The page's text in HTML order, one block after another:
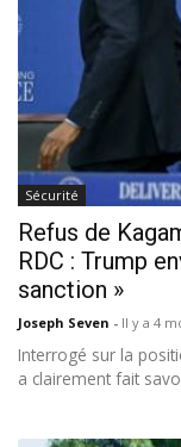
Sécurité
Refus de
RDC : Trump
sanction »
Joseph Seven - Il y a 4
Interrogé sur la
a clairement fait